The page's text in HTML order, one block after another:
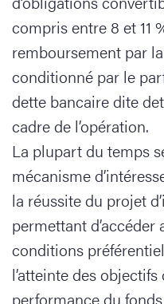
compris entre 8 et 11
remboursement par
conditionné par le
dette bancaire dite
cadre de l’opération.
La plupart du temps
mécanisme
la réussite du projet
permettant
conditions
l’atteinte des
performance du